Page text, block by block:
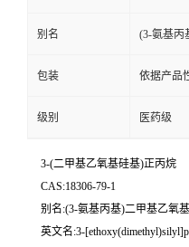
别名 (3-氨基丙
包装 依据产品
级别 医药级
3-(二甲基乙氧基硅基)正丙烷
CAS:18306-79-1
别名:(3-氨基丙基)二甲基乙氧
英文名:3-